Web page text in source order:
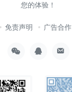
您的体验！
免责声明 广告合作